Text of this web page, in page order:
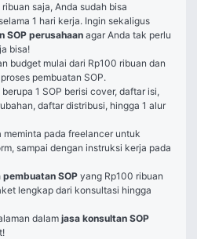
saja, Anda sudah bisa
1 hari kerja. Ingin sekaligus
SOP perusahaan agar Anda tak perlu
bisa!
budget mulai dari Rp100 ribuan dan
pembuatan SOP.
1 SOP berisi cover, daftar isi,
daftar distribusi, hingga 1 alur
meminta pada freelancer untuk
sampai dengan instruksi kerja pada
pembuatan SOP yang Rp100 ribuan
lengkap dari konsultasi hingga
dalam jasa konsultan SOP